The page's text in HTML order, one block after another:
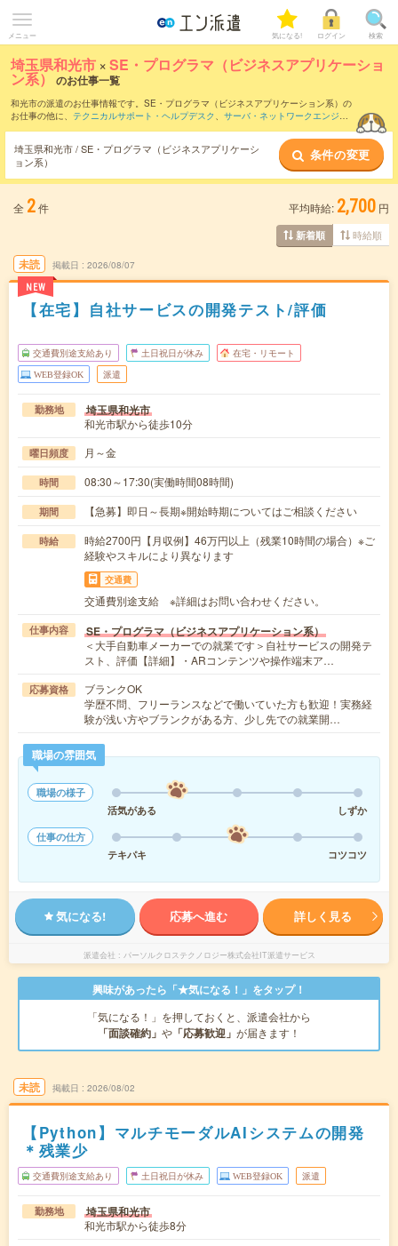
メニュー 気になる! ログイン 検索
埼玉県和光市 ×SE・プログラマ（ビジネスアプリケーショ
ン系） のお仕事一覧
和光市の派遣のお仕事情報です。SE・プログラマ（ビジネスアプリケーション系）の
お仕事の他に、 テクニカルサポート・ヘルプデスク 、 サーバ・ネットワークエンジニ
SE・プログラマ
（ビジネスアプリケーション系）のお仕事とは？とは？
埼玉県和光市 / SE・プログラマ（ビジネスアプリケーシ
ョン系）
条件の変更
全 2件 平均時給: 2,700 円
新着順 時給順
未読
NEW
掲載日 2026/08/07
【在宅】自社サービスの開発テスト/評価
交通費別途支給あり 土日祝日が休み 在宅・リモート
WEB登録OK 派遣
勤務地 埼玉県和光市
和光市駅から徒歩10分
曜日頻度 月～金
時間 08:30～17:30(実働時間08時間)
期間 【急募】即日～長期※開始時期についてはご相談ください
時給
時給2700円【月収例】46万円以上（残業10時間の場合）※ご
経験やスキルにより異なります
交通費
交通費別途支給 ※詳細はお問い合わせください。
仕事内容 SE・プログラマ（ビジネスアプリケーション系）
＜大手自動車メーカーでの就業です＞自社サービスの開発テ
スト、評価【詳細】・ARコンテンツや操作端末ア…
応募資格
ブランクOK
学歴不問、フリーランスなどで働いていた方も歓迎！実務経
験が浅い方やブランクがある方、少し先での就業開…
職場の雰囲気
職場の様子
活気がある
しずか
仕事の仕方
テキパキ
コツコツ
気になる! 応募へ進む 詳しく見る
派遣会社 パーソルクロステクノロジー株式会社IT派遣サービス
興味があったら「★気になる！」をタップ！
「気になる！」を押しておくと、派遣会社から
「面談確約」 や 「応募歓迎」 が届きます！
未読 掲載日 2026/08/02
【Python】マルチモーダルAIシステムの開発
＊残業少
交通費別途支給あり 土日祝日が休み WEB登録OK 派遣
勤務地 埼玉県和光市
和光市駅から徒歩8分